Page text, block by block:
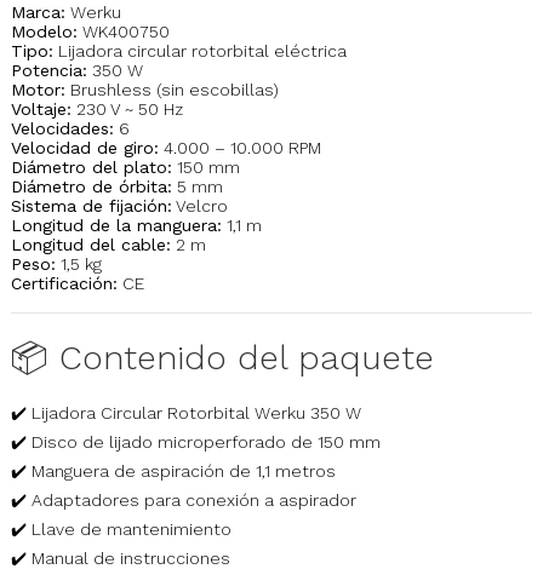
Marca: Werku
Modelo: WK400750
Tipo: Lijadora circular rotorbital eléctrica
Potencia: 350 W
Motor: Brushless (sin escobillas)
Voltaje: 230 V ~ 50 Hz
Velocidades: 6
Velocidad de giro: 4.000 – 10.000 RPM
Diámetro del plato: 150 mm
Diámetro de órbita: 5 mm
Sistema de fijación: Velcro
Longitud de la manguera: 1,1 m
Longitud del cable: 2 m
Peso: 1,5 kg
Certificación: CE
📦 Contenido del paquete
✔️ Lijadora Circular Rotorbital Werku 350 W
✔️ Disco de lijado microperforado de 150 mm
✔️ Manguera de aspiración de 1,1 metros
✔️ Adaptadores para conexión a aspirador
✔️ Llave de mantenimiento
✔️ Manual de instrucciones